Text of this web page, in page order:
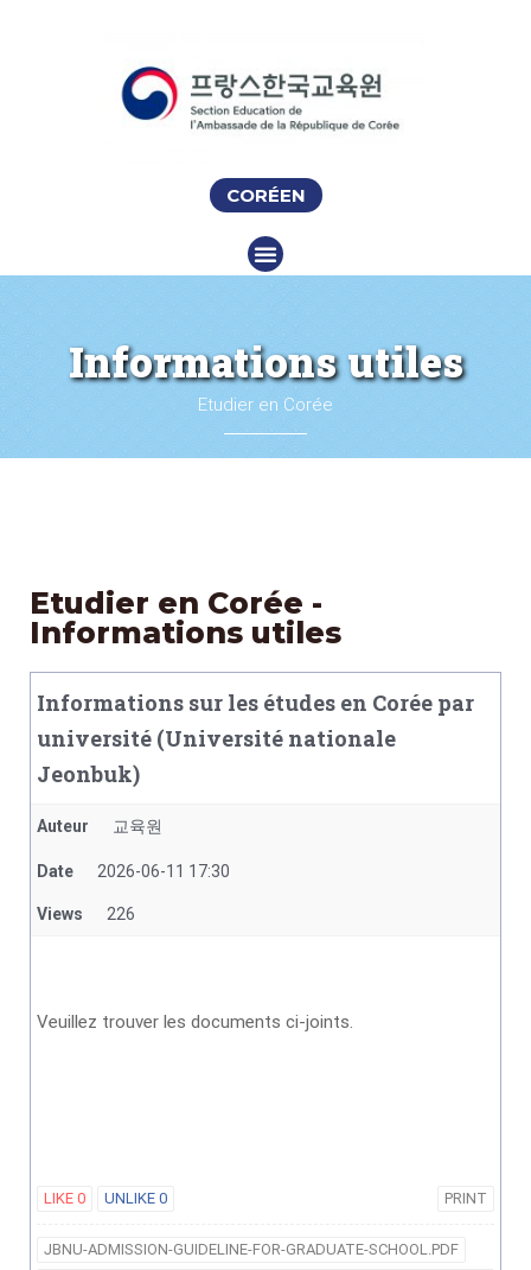
CORÉEN
Informations utiles
Etudier en Corée
Etudier en Corée -
Informations utiles
Informations sur les études en Corée par
université (Université nationale
Jeonbuk)
Auteur 교육원
Date 2026-06-11 17:30
Views 226
Veuillez trouver les documents ci-joints.
LIKE 0 UNLIKE 0 PRINT
JBNU-ADMISSION-GUIDELINE-FOR-GRADUATE-SCHOOL.PDF